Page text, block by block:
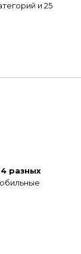
и 25
разных